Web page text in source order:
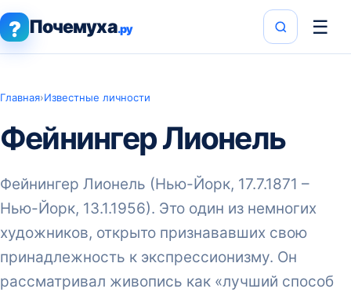
? Почемуха.ру ☰
Главная›Известные личности
Фейнингер Лионель
Фейнингер Лионель (Нью-Йорк, 17.7.1871 –
Нью-Йорк, 13.1.1956). Это один из немногих
художников, открыто признававших свою
принадлежность к экспрессионизму. Он
рассматривал живопись как «лучший способ